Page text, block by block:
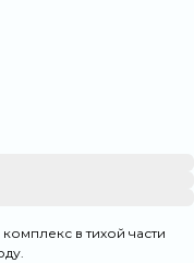
в тихой части